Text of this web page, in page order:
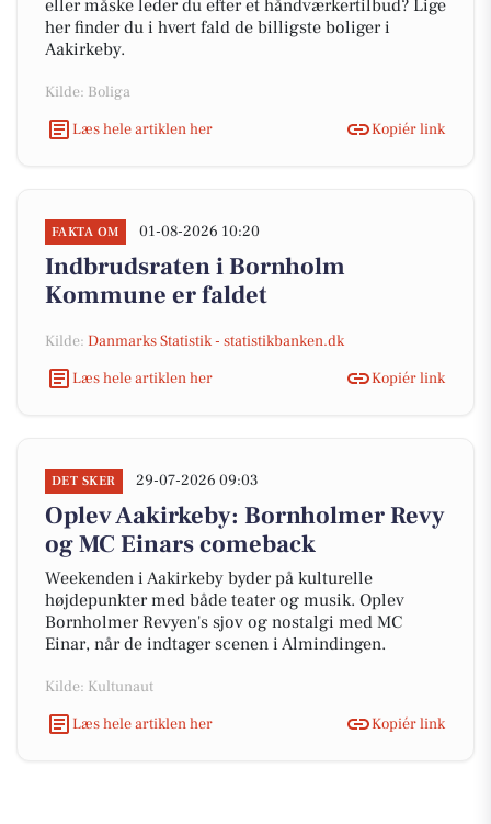
eller måske leder du efter et håndværkertilbud? Lige
her finder du i hvert fald de billigste boliger i
Aakirkeby.
Kilde: Boliga
Læs hele artiklen her
Kopiér link
FAKTA OM 01-08-2026 10:20
Indbrudsraten i Bornholm
Kommune er faldet
Kilde: Danmarks Statistik - statistikbanken.dk
Læs hele artiklen her
Kopiér link
DET SKER 29-07-2026 09:03
Oplev Aakirkeby: Bornholmer Revy
og MC Einars comeback
Weekenden i Aakirkeby byder på kulturelle
højdepunkter med både teater og musik. Oplev
Bornholmer Revyen's sjov og nostalgi med MC
Einar, når de indtager scenen i Almindingen.
Kilde: Kultunaut
Læs hele artiklen her
Kopiér link